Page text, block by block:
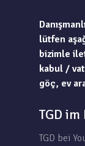
lütfen
bizimle
kabul /
göç, ev
TGD im
TGD bei